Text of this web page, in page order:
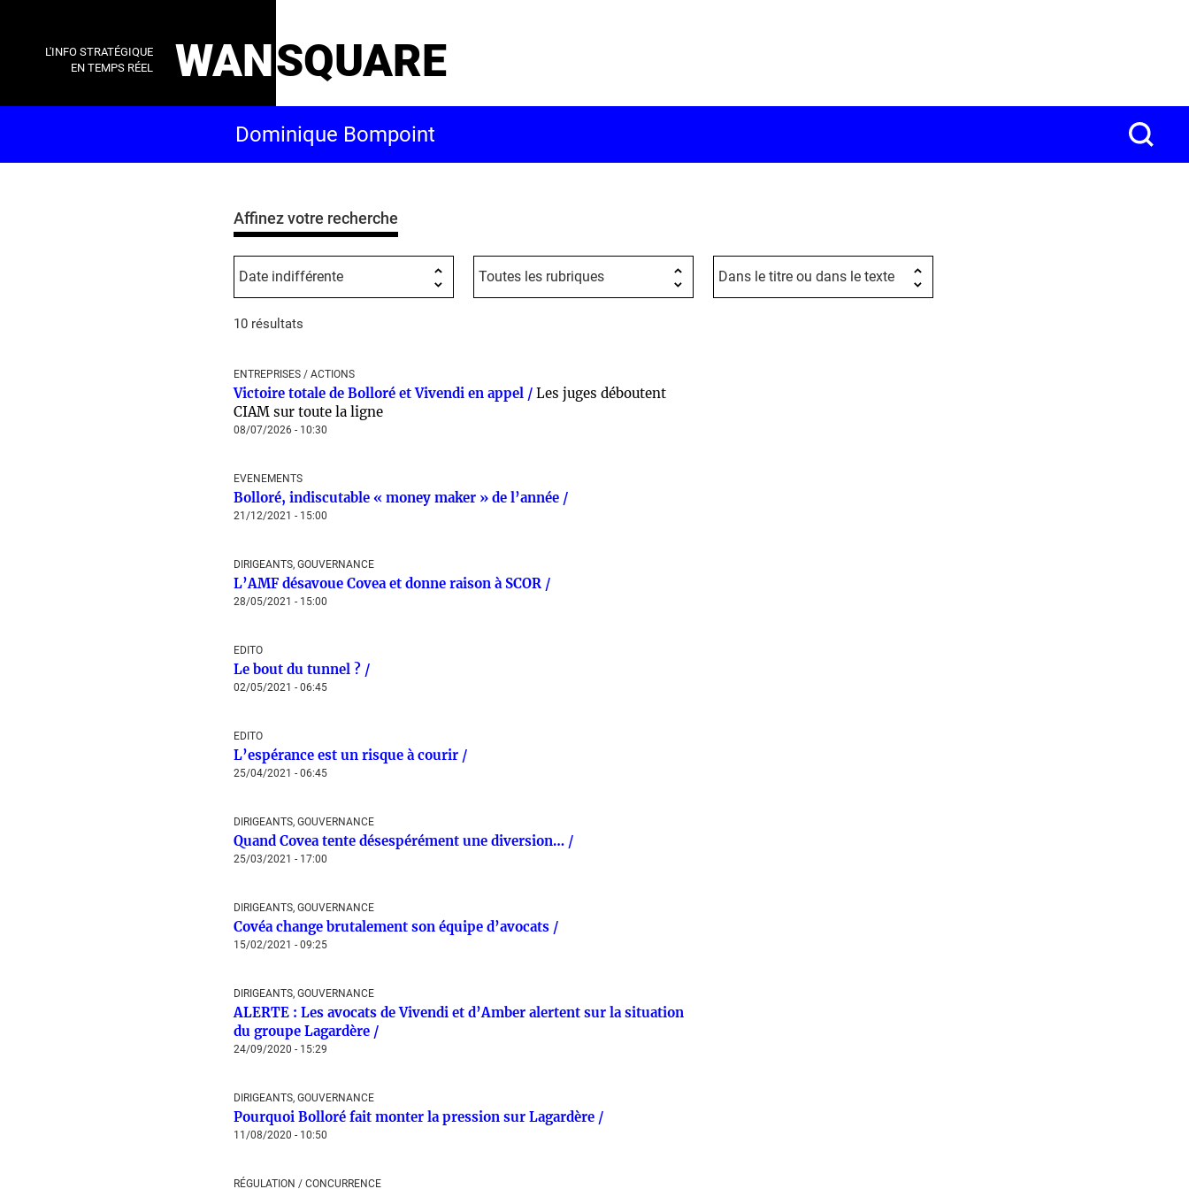
L'INFO STRATÉGIQUE
EN TEMPS RÉEL
WANSQUARE
Affinez votre recherche
10 résultats
ENTREPRISES / ACTIONS
Victoire totale de Bolloré et Vivendi en appel / Les juges déboutent
CIAM sur toute la ligne
08/07/2026 - 10:30
EVENEMENTS
Bolloré, indiscutable « money maker » de l’année /
21/12/2021 - 15:00
DIRIGEANTS, GOUVERNANCE
L’AMF désavoue Covea et donne raison à SCOR /
28/05/2021 - 15:00
EDITO
Le bout du tunnel ? /
02/05/2021 - 06:45
EDITO
L’espérance est un risque à courir /
25/04/2021 - 06:45
DIRIGEANTS, GOUVERNANCE
Quand Covea tente désespérément une diversion… /
25/03/2021 - 17:00
DIRIGEANTS, GOUVERNANCE
Covéa change brutalement son équipe d’avocats /
15/02/2021 - 09:25
DIRIGEANTS, GOUVERNANCE
ALERTE : Les avocats de Vivendi et d’Amber alertent sur la situation
du groupe Lagardère /
24/09/2020 - 15:29
DIRIGEANTS, GOUVERNANCE
Pourquoi Bolloré fait monter la pression sur Lagardère /
11/08/2020 - 10:50
RÉGULATION / CONCURRENCE